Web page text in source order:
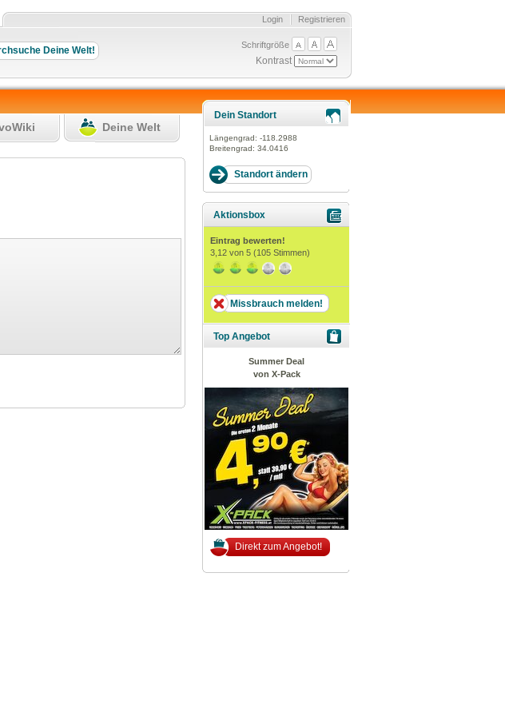
Registrieren
Login
Schriftgröße
Kontrast
Deine Welt
Dein Standort
Längengrad: -118.2988
Breitengrad: 34.0416
Aktionsbox
Eintrag bewerten!
3,12 von 5 (105 Stimmen)
Missbrauch melden!
Top Angebot
Summer Deal
von X-Pack
Direkt zum Angebot!